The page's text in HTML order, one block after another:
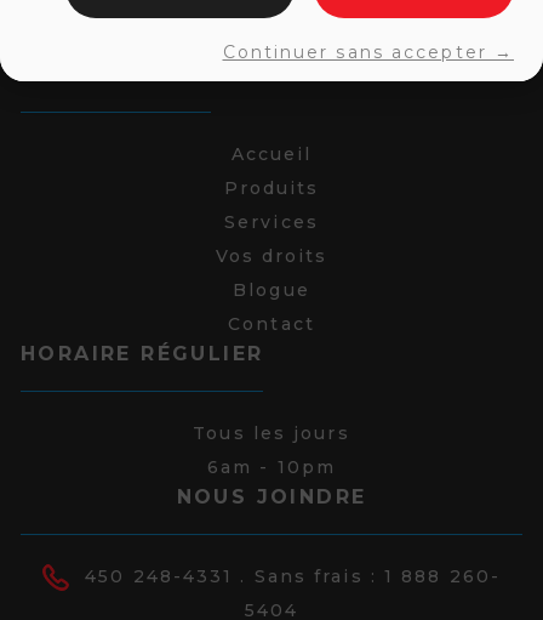
Accueil
Produits
Services
Vos droits
Blogue
Contact
HORAIRE RÉGULIER
Tous les jours
6am - 10pm
NOUS JOINDRE
450 248-4331 . Sans frais : 1 888 260-
5404
Continuer sans accepter →